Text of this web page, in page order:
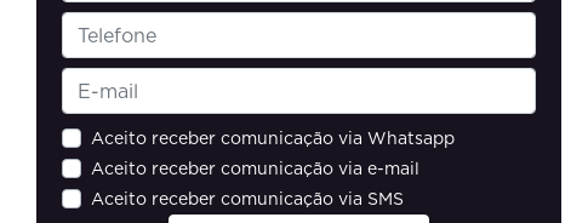
Aceito receber comunicação via Whatsapp
Aceito receber comunicação via e-mail
Aceito receber comunicação via SMS